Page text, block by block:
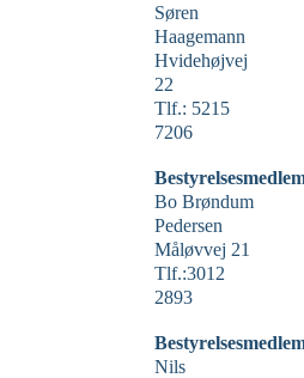
Søren
Haagemann
Hvidehøjvej
22
Tlf.: 5215
7206
Bo Brøndum
Pedersen
Måløvvej 21
Tlf.:3012
2893
Nils